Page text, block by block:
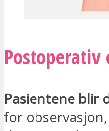
Pasientene blir
for